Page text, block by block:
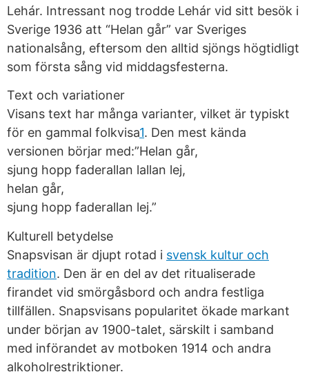
Lehár. Intressant nog trodde Lehár vid sitt besök i
Sverige 1936 att “Helan går” var Sveriges
nationalsång, eftersom den alltid sjöngs högtidligt
som första sång vid middagsfesterna.
Text och variationer
Visans text har många varianter, vilket är typiskt
för en gammal folkvisa1. Den mest kända
versionen börjar med:”Helan går,
sjung hopp faderallan lallan lej,
helan går,
sjung hopp faderallan lej.”
Kulturell betydelse
Snapsvisan är djupt rotad i svensk kultur och
tradition. Den är en del av det ritualiserade
firandet vid smörgåsbord och andra festliga
tillfällen. Snapsvisans popularitet ökade markant
under början av 1900-talet, särskilt i samband
med införandet av motboken 1914 och andra
alkoholrestriktioner.